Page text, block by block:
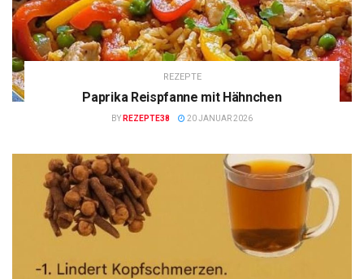
REZEPTE
Paprika Reispfanne mit Hähnchen
BY REZEPTE38 20 JANUAR 2026